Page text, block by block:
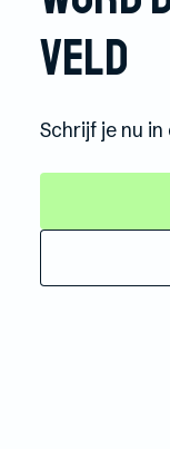
veld
Schrijf je nu